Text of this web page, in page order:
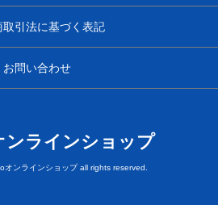
取引法に基づく表記
お問い合わせ
ンラインショップ
ンラインショップ all rights reserved.